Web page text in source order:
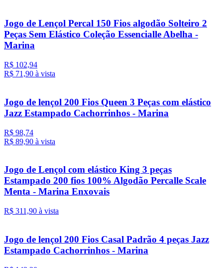
Jogo de Lençol Percal 150 Fios algodão Solteiro 2
Peças Sem Elástico Coleção Essencialle Abelha -
Marina
R$ 102,94
R$ 71,90 à vista
Jogo de lençol 200 Fios Queen 3 Peças com elástico
Jazz Estampado Cachorrinhos - Marina
R$ 98,74
R$ 89,90 à vista
Jogo de Lençol com elástico King 3 peças
Estampado 200 fios 100% Algodão Percalle Scale
Menta - Marina Enxovais
R$ 311,90 à vista
Jogo de lençol 200 Fios Casal Padrão 4 peças Jazz
Estampado Cachorrinhos - Marina